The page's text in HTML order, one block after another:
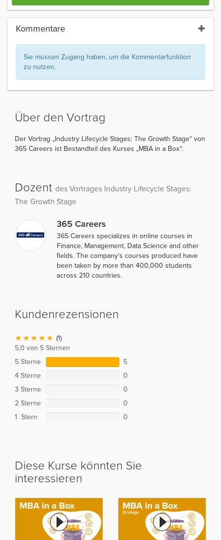
Kommentare
Sie müssen Zugang haben, um die Kommentarfunktion
zu nutzen.
Über den Vortrag
Der Vortrag „Industry Lifecycle Stages: The Growth Stage“ von
365 Careers ist Bestandteil des Kurses „MBA in a Box“.
Dozent des Vortrages Industry Lifecycle Stages:
The Growth Stage
365 Careers
365 Careers specializes in online courses in
Finance, Management, Data Science and other
fields. The company's courses produced have
been taken by more than 400,000 students
across 210 countries.
Kundenrezensionen
(1)
5,0 von 5 Sternen
5 Sterne
5
4 Sterne
0
3 Sterne
0
2 Sterne
0
1 Stern
0
Diese Kurse könnten Sie
interessieren